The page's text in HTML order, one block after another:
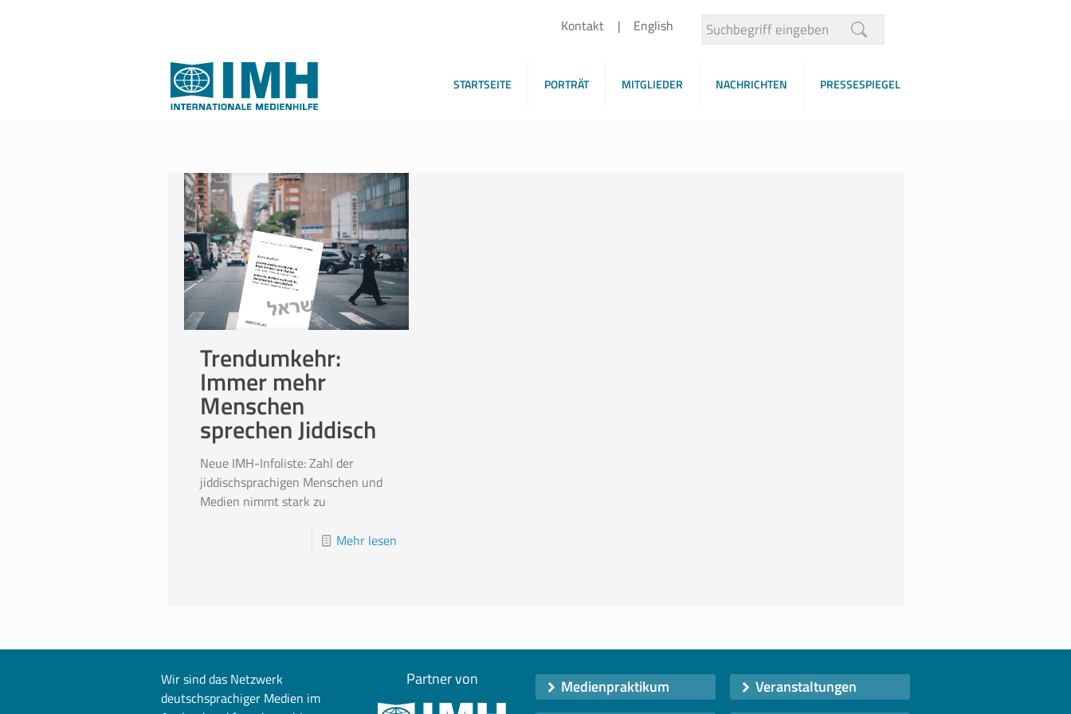
Kontakt English
STARTSEITE PORTRÄT MITGLIEDER NACHRICHTEN PRESSESPIEGEL
Trendumkehr:
Immer mehr
Menschen
sprechen Jiddisch
Neue IMH-Infoliste: Zahl der
jiddischsprachigen Menschen und
Medien nimmt stark zu
Mehr lesen
Wir sind das Netzwerk
deutschsprachiger Medien im
Partner von Medienpraktikum Veranstaltungen